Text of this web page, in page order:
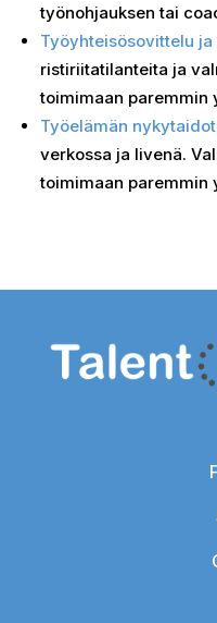
työnohjauksen tai
Työyhteisösovittelu
ristiriitatilanteita ja
toimimaan paremmin
Työelämän
verkossa ja livenä.
toimimaan paremmin